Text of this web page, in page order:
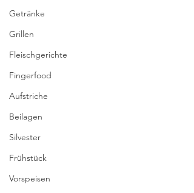
Getränke
Grillen
Fleischgerichte
Fingerfood
Aufstriche
Beilagen
Silvester
Frühstück
Vorspeisen